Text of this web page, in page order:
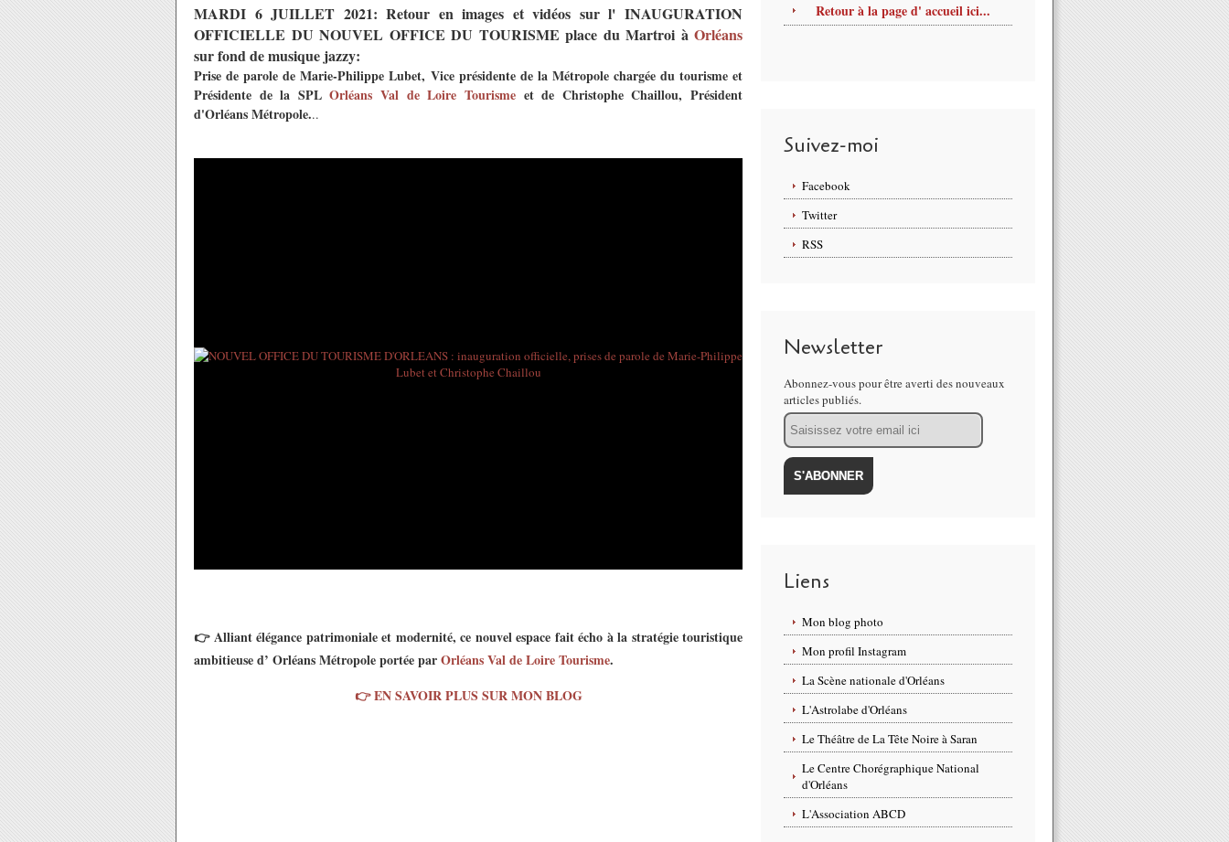
MARDI 6 JUILLET 2021: Retour en images et vidéos sur l' INAUGURATION
OFFICIELLE DU NOUVEL OFFICE DU TOURISME place du Martroi à Orléans
sur fond de musique jazzy:
Prise de parole de Marie-Philippe Lubet, Vice présidente de la Métropole chargée du tourisme et
Présidente de la SPLOrléans Val de Loire Tourisme et de Christophe Chaillou, Président
d'Orléans Métropole...
👉 Alliant élégance patrimoniale et modernité, ce nouvel espace fait écho à la stratégie touristique
ambitieuse d’ Orléans Métropoleportée parOrléans Val de Loire Tourisme.
👉 EN SAVOIR PLUS SUR MON BLOG
Retour à la page d' accueil ici...
Suivez-moi
Facebook
Twitter
RSS
Newsletter
Abonnez-vous pour être averti des nouveaux
articles publiés.
Email
Liens
Mon blog photo
Mon profil Instagram
La Scène nationale d'Orléans
L'Astrolabe d'Orléans
Le Théâtre de La Tête Noire à Saran
Le Centre Chorégraphique National
d'Orléans
L'Association ABCD